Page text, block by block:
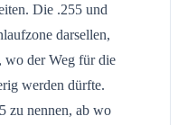
Die .255 und
darsellen,
wo der Weg für die
werden dürfte.
zu nennen, ab wo